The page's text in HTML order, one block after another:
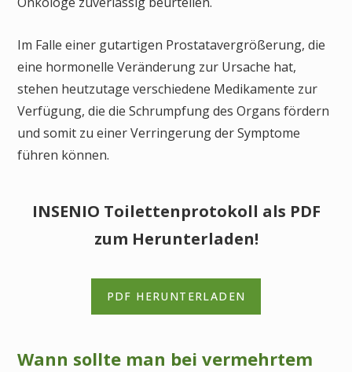
Im Falle einer gutartigen Prostatavergrößerung, die
eine hormonelle Veränderung zur Ursache hat,
stehen heutzutage verschiedene Medikamente zur
Verfügung, die die Schrumpfung des Organs fördern
und somit zu einer Verringerung der Symptome
führen können.
INSENIO Toilettenprotokoll als PDF
zum Herunterladen!
PDF HERUNTERLADEN
Wann sollte man bei vermehrtem